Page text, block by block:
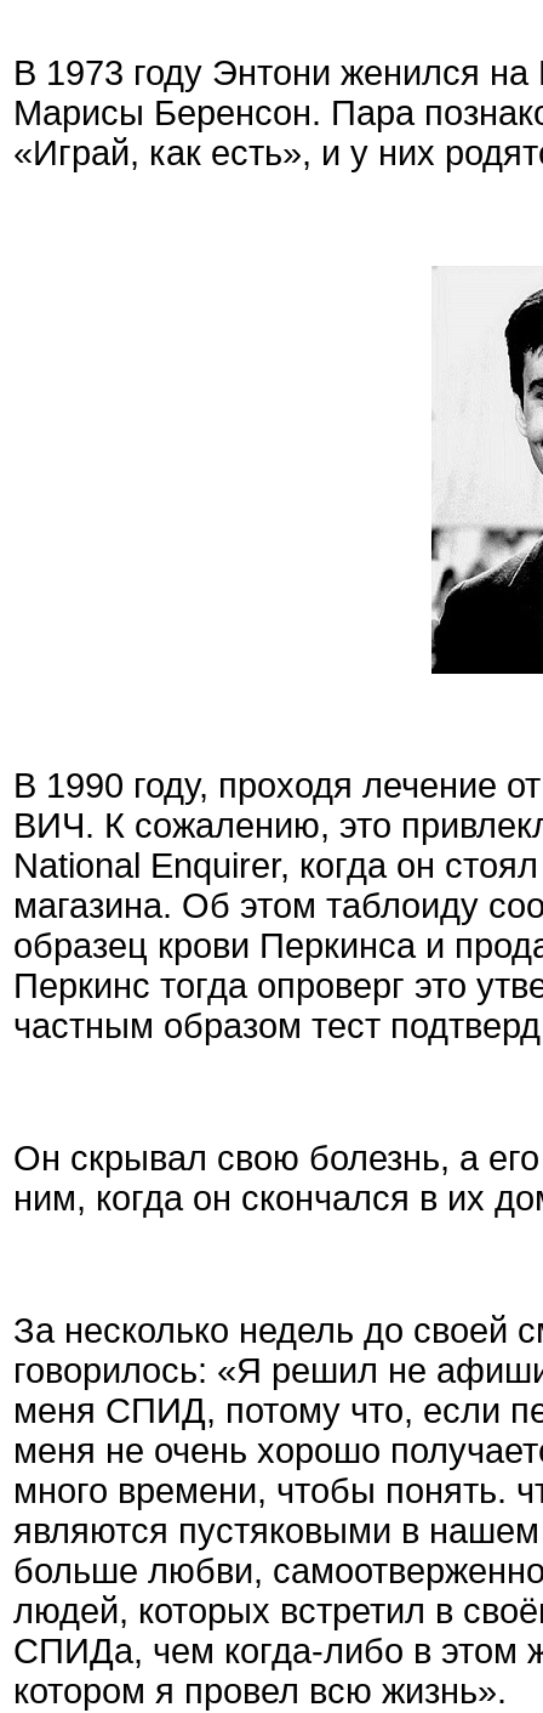
В 1973 году Энтони женился
Марисы Беренсон. Пара
«Играй, как есть», и у них
В 1990 году, проходя лечение
ВИЧ. К сожалению, это
National Enquirer, когда он
магазина. Об этом таблоиду
образец крови Перкинса и
Перкинс тогда опроверг это
частным образом тест
Он скрывал свою болезнь, а
ним, когда он скончался в их
За несколько недель до своей
говорилось: «Я решил не
меня СПИД, потому что, если
меня не очень хорошо
много времени, чтобы понять.
являются пустяковыми в
больше любви,
людей, которых встретил в
СПИДа, чем когда-либо в этом
котором я провел всю жизнь».